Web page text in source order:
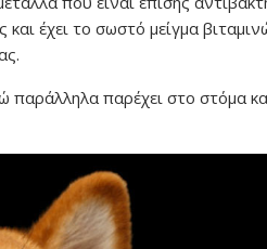
έχει το σωστό μείγμα
παράλληλα παρέχει στο στόμα